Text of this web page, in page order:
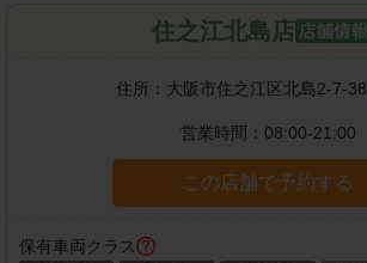
住之江北島店
住所： 大阪市住之江区北島2-7-38
営業時間： 08:00-21:00
この店舗で予約する
保有車両クラス